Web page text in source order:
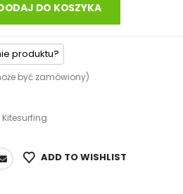
DO KOSZYKA
produktu?
być zamówiony)
Kitesurfing
ADD TO WISHLIST